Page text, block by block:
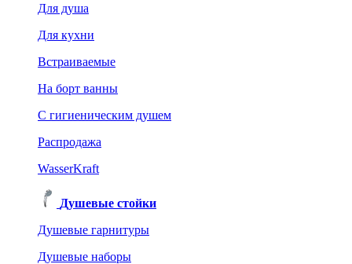
Для душа
Для кухни
Встраиваемые
На борт ванны
C гигиеническим душем
Распродажа
WasserKraft
Душевые стойки
Душевые гарнитуры
Душевые наборы